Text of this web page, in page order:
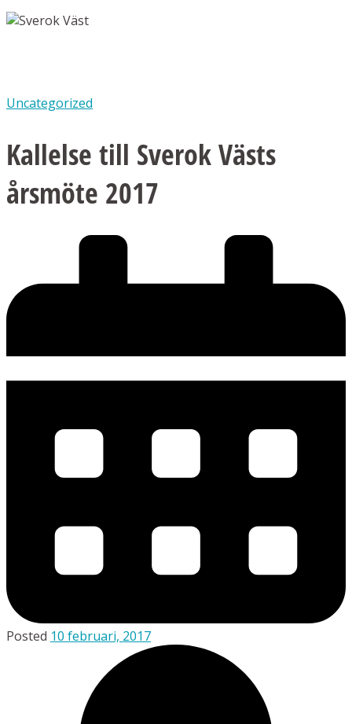
Uncategorized
Kallelse till Sverok Västs
årsmöte 2017
Posted 10 februari, 2017